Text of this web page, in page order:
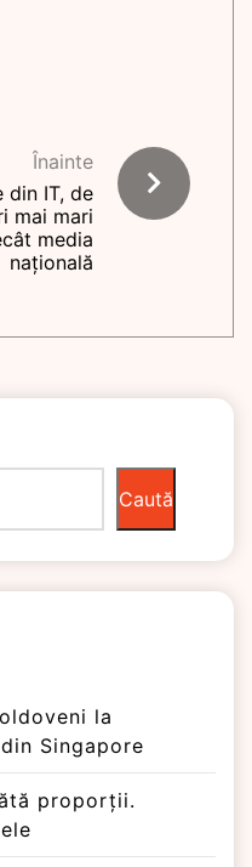
Înainte
din IT, de
mai mari
media
națională
Caută
la
Singapore
proporții.